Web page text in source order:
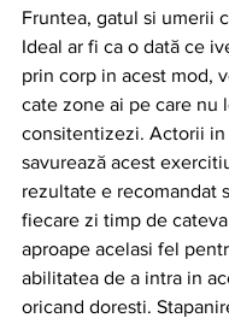
Fruntea, gatul si umerii
Ideal ar fi ca o dată ce
prin corp in acest mod,
cate zone ai pe care nu
consitentizezi. Actorii in
savurează acest
rezultate e recomandat
fiecare zi timp de
aproape acelasi fel
abilitatea de a intra in
oricand doresti.